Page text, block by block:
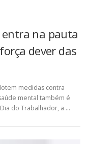
na pauta
dever das
medidas contra
mental também é
do Trabalhador, a …